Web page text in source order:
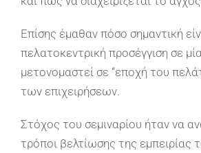
Επίσης έμαθαν πόσο σημαντική
πελατοκεντρική προσέγγιση σε
μετονομαστεί σε “εποχή του
των επιχειρήσεων.
Στόχος του σεμιναρίου ήταν να
τρόποι βελτίωσης της εμπειρίας